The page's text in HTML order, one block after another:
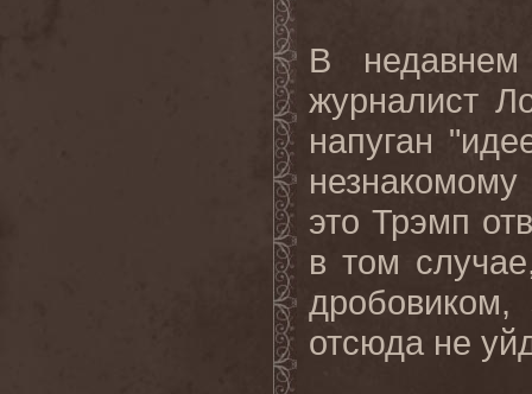
В
журналист
напуган
это Трэмп
в том
отсюда не